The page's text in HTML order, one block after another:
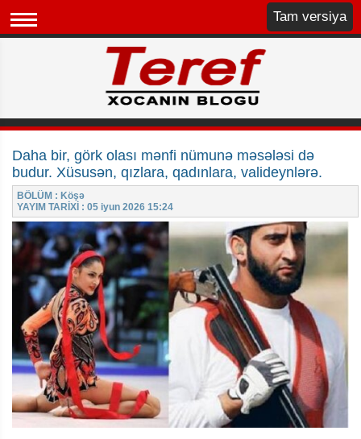
Tam versiya
Daha bir, görk olası mənfi nümunə məsələsi də
budur. Xüsusən, qızlara, qadınlara, valideynlərə.
BÖLÜM : Köşə
YAYIM TARİXİ : 05 iyun 2026 15:24